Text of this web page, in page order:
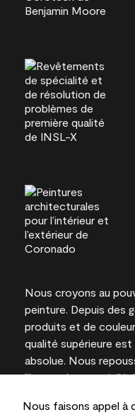
Nous faisons appel à
Nous croyons au
peinture. Depuis des
produits et de
qualité supérieure
absolue. Nous
l’innovation et
l’expertise locale.